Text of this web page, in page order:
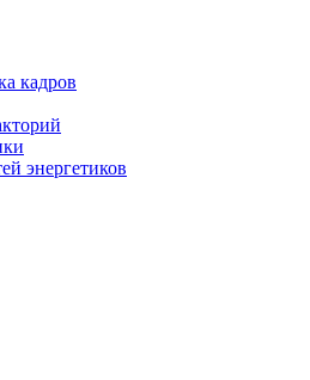
кадров
энергетиков